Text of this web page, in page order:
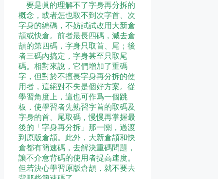
要是眞的理解不了字身再分拆的
概念，或者怎也取不到次字首、次
字身的編碼，不妨試試改用大新倉
頡或快倉。前者最長四碼，減去倉
頡的第四碼，字身只取首、尾；後
者三碼內搞定，字身甚至只取尾
碼。相對來說，它們增加了重碼
字，但對於不擅長字身再分拆的使
用者，這絕對不失是個好方案。從
學習角度上，這也可作爲一個跳
板，使學習者先熟習字首的取碼及
字身的首、尾取碼，慢慢再掌握最
後的「字身再分拆」那一關，過渡
到原版倉頡。此外，大新倉頡和快
倉都有簡速碼，去解決重碼問題，
讓不介意背碼的使用者提高速度。
但若決心學習原版倉頡，就不要去